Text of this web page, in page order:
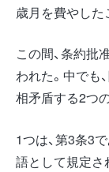
歳月を費やした
この間、条約批
われた。中でも
相矛盾する2つ
1つは、第3条3
語として規定さ